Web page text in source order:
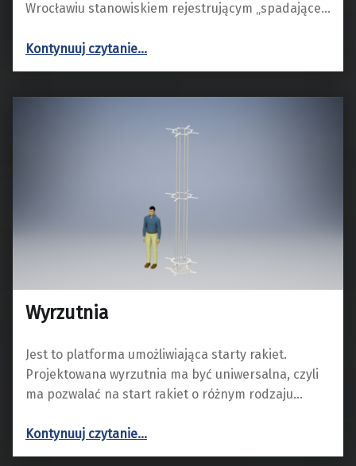
Wrocławiu stanowiskiem rejestrującym „spadające…
Kontynuuj czytanie…
Wyrzutnia
Jest to platforma umożliwiająca starty rakiet.
Projektowana wyrzutnia ma być uniwersalna, czyli
ma pozwalać na start rakiet o różnym rodzaju…
Kontynuuj czytanie…